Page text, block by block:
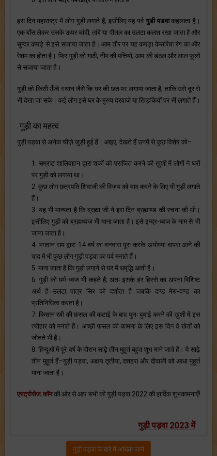
इस दिन महाराष्ट्र में लोग गुड़ी लगाते हैं, इसीलिए यह पर्व गुडी पडवाकहलाता है।
एक बाँस लेकर उसके ऊपर चांदी, तांबे या पीतल का उलटा कलश रखा जाता है और
सुन्दर कपड़े से इसे सजाया जाता है। आम तौर पर यह कपड़ा केसरिया रंग का और
रेशम का होता है। फिर गुड़ी को गाठी, नीम की पत्तियों, आम की डंठल और लाल फूलों
से सजाया जाता है।
गुड़ी को किसी ऊँचे स्थान जैसे कि घर की छत पर लगाया जाता है, ताकि उसे दूर से
भी देखा जा सके। कई लोग इसे घर के मुख्य दरवाज़े या खिड़कियों पर भी लगाते हैं।
गुड़ी का महत्व
गुड़ी पड़वा से अनेक चीज़े जुड़ी हुई हैं। आइए, देखते हैं उनमें से कुछ विशेष को–
1. सम्राट शालिवाहन द्वारा शकों को पराजित करने की ख़ुशी में लोगों ने घरों
पर गुड़ी को लगाया था।
2. कुछ लोग छत्रपति शिवाजी की विजय को याद करने के लिए भी गुड़ी लगाते
हैं।
3. यह भी मान्यता है कि ब्रह्मा जी ने इस दिन ब्रह्माण्ड की रचना की थी।
इसीलिए गुड़ी को ब्रह्मध्वज भी माना जाता है। इसे इन्द्र-ध्वज के नाम से भी
जाना जाता है।
4. भगवान राम द्वारा 14 वर्ष का वनवास पूरा करके अयोध्या वापस आने की
याद में भी कुछ लोग गुड़ी पड़वा का पर्व मनाते हैं।
5. माना जाता है कि गुड़ी लगाने से घर में समृद्धि आती है।
6. गुड़ी को धर्म-ध्वज भी कहते हैं; अतः इसके हर हिस्से का अपना विशिष्ट
अर्थ है–उलटा पात्र सिर को दर्शाता है जबकि दण्ड मेरु-दण्ड का
प्रतिनिधित्व करता है।
7. किसान रबी की फ़सल की कटाई के बाद पुनः बुवाई करने की ख़ुशी में इस
त्यौहार को मनाते हैं। अच्छी फसल की कामना के लिए इस दिन वे खेतों को
जोतते भी हैं।
8. हिन्दुओं में पूरे वर्ष के दौरान साढ़े तीन मुहूर्त बहुत शुभ माने जाते हैं। ये साढ़े
तीन मुहूर्त हैं–गुड़ी पड़वा, अक्षय तृतीया, दशहरा और दीवाली को आधा मुहूर्त
माना जाता है।
एस्ट्रोसेज.कॉमकी ओर से आप सभी को गुड़ी पड़वा 2022 की हार्दिक शुभकामनाएँ!
गुड़ी पड़वा 2023 में
गुड़ी पड़वा के बारे में अधिक जाने